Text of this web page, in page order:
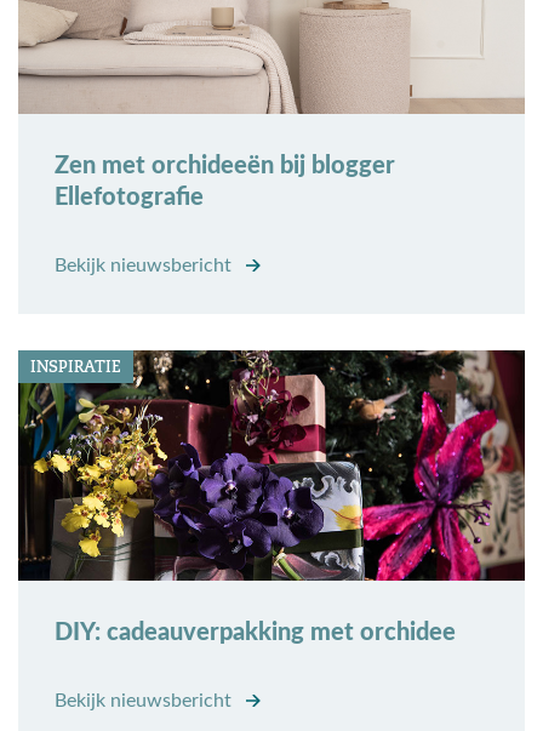
Zen met orchideeën bij blogger
Ellefotografie
Bekijk nieuwsbericht
INSPIRATIE
DIY: cadeauverpakking met orchidee
Bekijk nieuwsbericht